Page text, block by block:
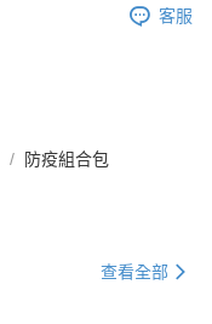
客服
防疫組合包
查看全部